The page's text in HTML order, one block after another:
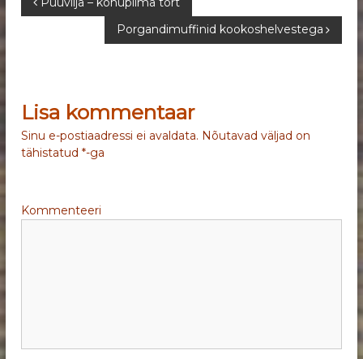
i
g
e
Porgandimuffinid kookoshelvestega
Lisa kommentaar
Sinu e-postiaadressi ei avaldata. Nõutavad väljad on
tähistatud*-ga
Kommenteeri